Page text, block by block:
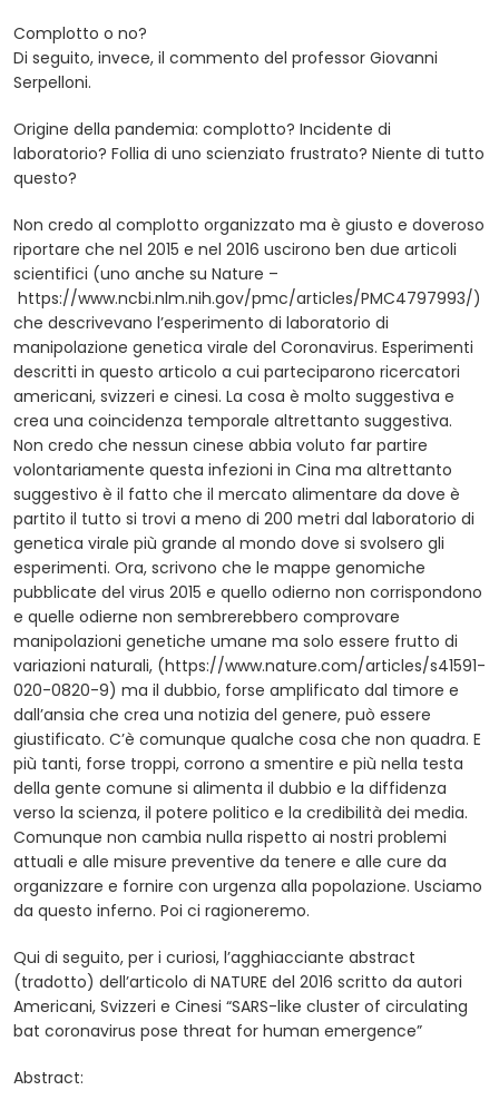
Complotto o no?
Di seguito, invece, il commento del professor Giovanni
Serpelloni.
Origine della pandemia: complotto? Incidente di
laboratorio? Follia di uno scienziato frustrato? Niente di tutto
questo?
Non credo al complotto organizzato ma è giusto e doveroso
riportare che nel 2015 e nel 2016 uscirono ben due articoli
scientifici (uno anche su Nature –
https://www.ncbi.nlm.nih.gov/pmc/articles/PMC4797993/)
che descrivevano l’esperimento di laboratorio di
manipolazione genetica virale del Coronavirus. Esperimenti
descritti in questo articolo a cui parteciparono ricercatori
americani, svizzeri e cinesi. La cosa è molto suggestiva e
crea una coincidenza temporale altrettanto suggestiva.
Non credo che nessun cinese abbia voluto far partire
volontariamente questa infezioni in Cina ma altrettanto
suggestivo è il fatto che il mercato alimentare da dove è
partito il tutto si trovi a meno di 200 metri dal laboratorio di
genetica virale più grande al mondo dove si svolsero gli
esperimenti. Ora, scrivono che le mappe genomiche
pubblicate del virus 2015 e quello odierno non corrispondono
e quelle odierne non sembrerebbero comprovare
manipolazioni genetiche umane ma solo essere frutto di
variazioni naturali, (https://www.nature.com/articles/s41591-
020-0820-9) ma il dubbio, forse amplificato dal timore e
dall’ansia che crea una notizia del genere, può essere
giustificato. C’è comunque qualche cosa che non quadra. E
più tanti, forse troppi, corrono a smentire e più nella testa
della gente comune si alimenta il dubbio e la diffidenza
verso la scienza, il potere politico e la credibilità dei media.
Comunque non cambia nulla rispetto ai nostri problemi
attuali e alle misure preventive da tenere e alle cure da
organizzare e fornire con urgenza alla popolazione. Usciamo
da questo inferno. Poi ci ragioneremo.
Qui di seguito, per i curiosi, l’agghiacciante abstract
(tradotto) dell’articolo di NATURE del 2016 scritto da autori
Americani, Svizzeri e Cinesi “SARS-like cluster of circulating
bat coronavirus pose threat for human emergence”
Abstract: